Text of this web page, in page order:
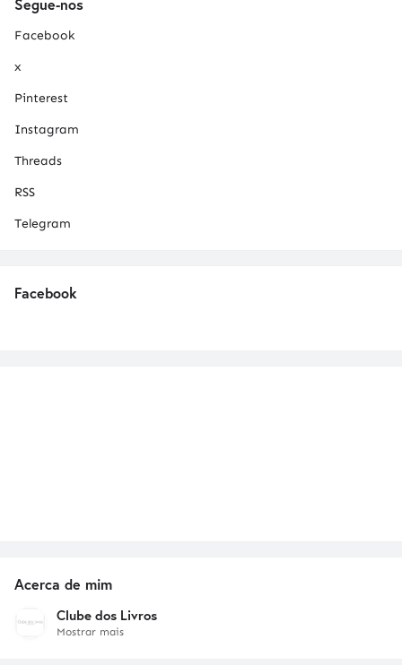
Segue-nos
Facebook
x
Pinterest
Instagram
Threads
RSS
Telegram
Facebook
Acerca de mim
Clube dos Livros
Mostrar mais